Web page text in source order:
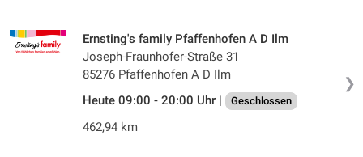
❯
Ernsting's family Pfaffenhofen A D Ilm
Joseph-Fraunhofer-Straße 31
85276 Pfaffenhofen A D Ilm
Heute 09:00 - 20:00 Uhr |
Geschlossen
462,94 km